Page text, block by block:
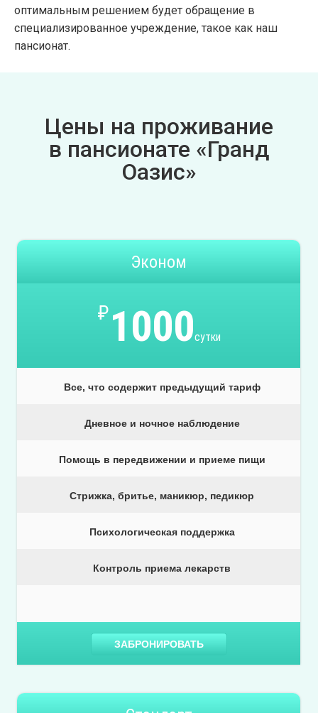
оптимальным решением будет обращение в
специализированное учреждение, такое как наш
пансионат.
Цены на проживание
в пансионате «Гранд
Оазис»
Эконом
₽1000сутки
Все, что содержит предыдущий тариф
Дневное и ночное наблюдение
Помощь в передвижении и приеме пищи
Стрижка, бритье, маникюр, педикюр
Психологическая поддержка
Контроль приема лекарств
ЗАБРОНИРОВАТЬ